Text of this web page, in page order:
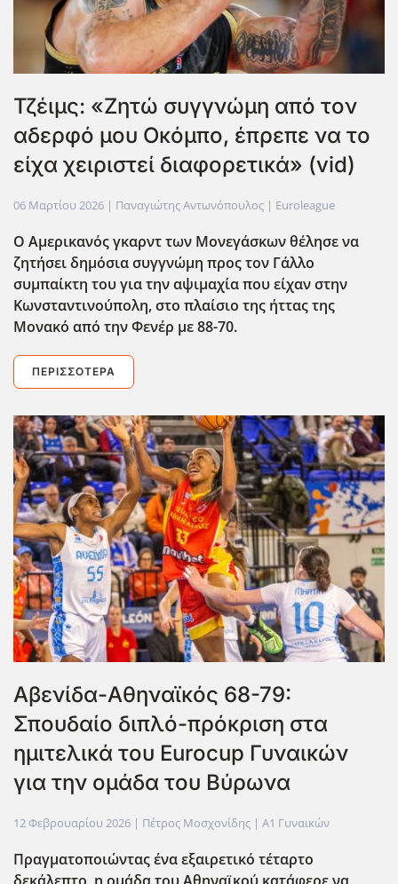
Τζέιμς: «Ζητώ συγγνώμη από τον
αδερφό μου Οκόμπο, έπρεπε να το
είχα χειριστεί διαφορετικά» (vid)
06 Μαρτίου 2026 | Παναγιώτης Αντωνόπουλος | Euroleague
Ο Αμερικανός γκαρντ των Μονεγάσκων θέλησε να
ζητήσει δημόσια συγγνώμη προς τον Γάλλο
συμπαίκτη του για την αψιμαχία που είχαν στην
Κωνσταντινούπολη, στο πλαίσιο της ήττας της
Μονακό από την Φενέρ με 88-70.
ΠΕΡΙΣΣΌΤΕΡΑ
Αβενίδα-Αθηναϊκός 68-79:
Σπουδαίο διπλό-πρόκριση στα
ημιτελικά του Eurocup Γυναικών
για την ομάδα του Βύρωνα
12 Φεβρουαρίου 2026 | Πέτρος Μοσχονίδης | Α1 Γυναικών
Πραγματοποιώντας ένα εξαιρετικό τέταρτο